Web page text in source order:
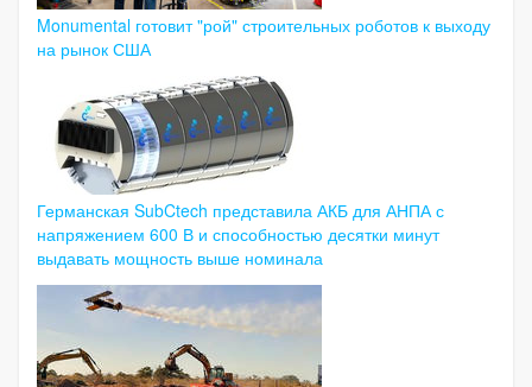
Monumental готовит "рой" строительных роботов к выходу
на рынок США
Германская SubCtech представила АКБ для АНПА с
напряжением 600 В и способностью десятки минут
выдавать мощность выше номинала